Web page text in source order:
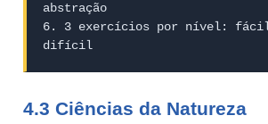
abstração
6. 3 exercícios por nível:
difícil
4.3 Ciências da Natureza